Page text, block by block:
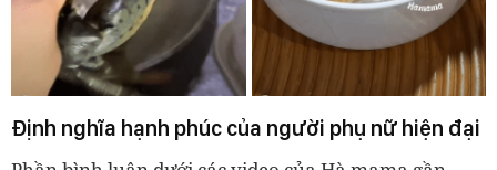
Định nghĩa hạnh phúc của người phụ nữ hiện đại